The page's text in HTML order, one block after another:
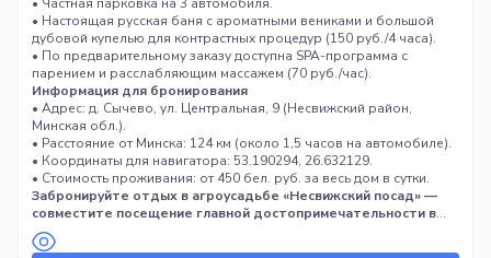
• Настоящая русская баня с ароматными вениками и большой
дубовой купелью для контрастных процедур (150 руб./4 часа).
• По предварительному заказу доступна SPA-программа с
парением и расслабляющим массажем (70 руб./час).
Информация для бронирования
• Адрес: д. Сычево, ул. Центральная, 9 (Несвижский район,
Минская обл.).
• Расстояние от Минска: 124 км (около 1,5 часов на автомобиле).
• Координаты для навигатора: 53.190294, 26.632129.
• Стоимость проживания: от 450 бел. руб. за весь дом в сутки.
Забронируйте отдых в агроусадьбе «Несвижский посад» —
совместите посещение главной достопримечательности в
Минской области с комфортным проживанием на лоне
природы!